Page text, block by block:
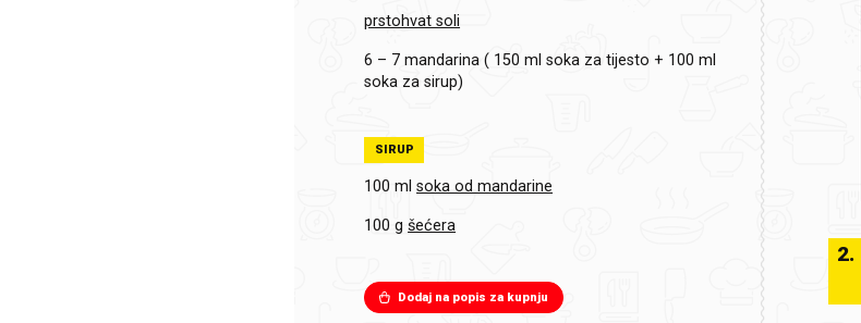
prstohvat soli
6 – 7 mandarina ( 150 ml soka za tijesto + 100 ml
soka za sirup)
SIRUP
100 ml soka od mandarine
100 g šećera
Dodaj na popis za kupnju
2.